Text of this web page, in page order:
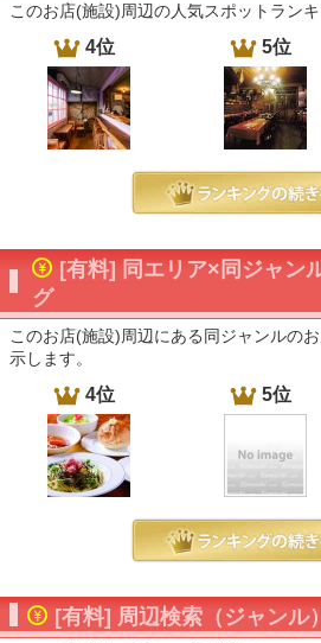
このお店(施設)周辺の人気スポットランキ
4位 5位
[有料] 同エリア×同ジャン
グ
このお店(施設)周辺にある同ジャンルの
示します。
4位 5位
[有料] 周辺検索（ジャンル）